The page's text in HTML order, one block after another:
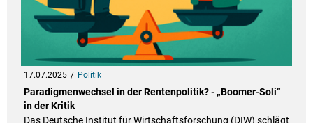
17.07.2025 Politik
Paradigmenwechsel in der Rentenpolitik? - „Boomer-Soli“
in der Kritik
Das Deutsche Institut für Wirtschaftsforschung (DIW) schlägt